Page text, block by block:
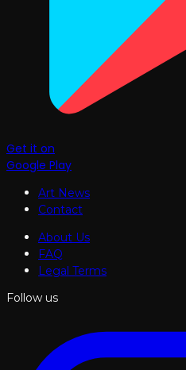
Get it on
Google Play
Art News
Contact
About Us
FAQ
Legal Terms
Follow us